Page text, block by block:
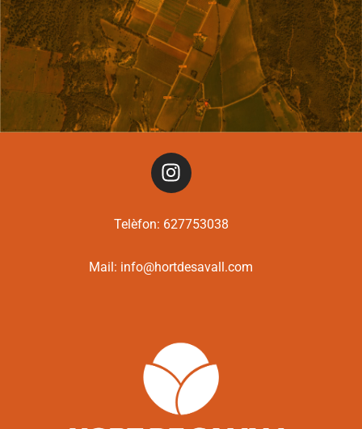
Telèfon: 627753038
Mail: info@hortdesavall.com